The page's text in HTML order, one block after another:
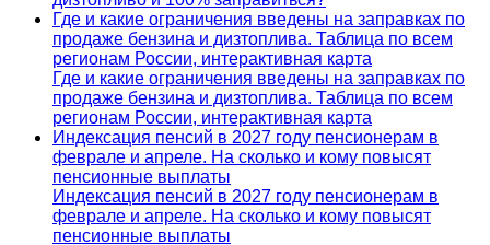
Где и какие ограничения введены на заправках по
продаже бензина и дизтоплива. Таблица по всем
регионам России, интерактивная карта
Где и какие ограничения введены на заправках по
продаже бензина и дизтоплива. Таблица по всем
регионам России, интерактивная карта
Индексация пенсий в 2027 году пенсионерам в
феврале и апреле. На сколько и кому повысят
пенсионные выплаты
Индексация пенсий в 2027 году пенсионерам в
феврале и апреле. На сколько и кому повысят
пенсионные выплаты